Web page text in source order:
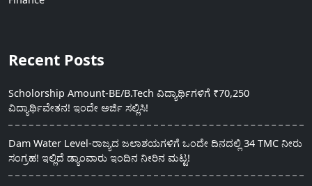
Recent Posts
Scholorship Amount-BE/B.Tech ವಿದ್ಯಾರ್ಥಿಗಳಿಗೆ ₹70,250
ವಿದ್ಯಾರ್ಥಿವೇತನ! ಇಂದೇ ಅರ್ಜಿ ಸಲ್ಲಿಸಿ!
Dam Water Level-ರಾಜ್ಯದ ಜಲಾಶಯಗಳಿಗೆ ಒಂದೇ ದಿನದಲ್ಲಿ 34 TMC ನೀರು
ಸಂಗ್ರಹ! ಇಲ್ಲಿದೆ ಡ್ಯಾಂವಾರು ಇಂದಿನ ನೀರಿನ ಮಟ್ಟ!